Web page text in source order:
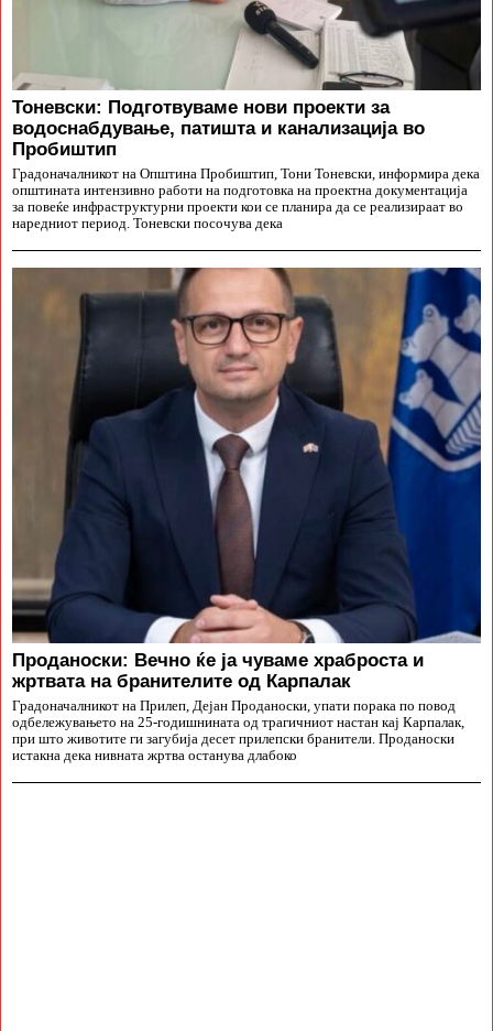
Тоневски: Подготвуваме нови проекти за
водоснабдување, патишта и канализација во
Пробиштип
Градоначалникот на Општина Пробиштип, Тони Тоневски, информира дека
општината интензивно работи на подготовка на проектна документација
за повеќе инфраструктурни проекти кои се планира да се реализираат во
наредниот период. Тоневски посочува дека
Проданоски: Вечно ќе ја чуваме храброста и
жртвата на бранителите од Карпалак
Градоначалникот на Прилеп, Дејан Проданоски, упати порака по повод
одбележувањето на 25-годишнината од трагичниот настан кај Карпалак,
при што животите ги загубија десет прилепски бранители. Проданоски
истакна дека нивната жртва останува длабоко